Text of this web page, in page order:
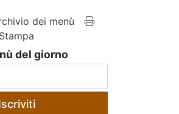
dei menù
Stampa
del giorno